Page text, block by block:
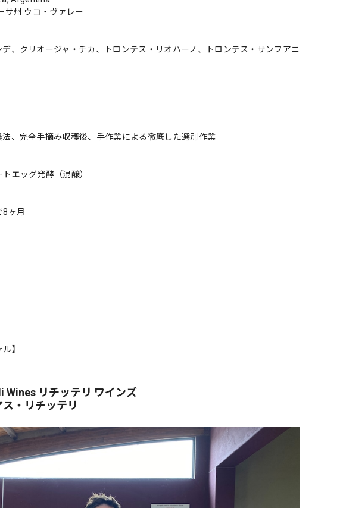
サ州 ウコ・ヴァレー
、クリオージャ・チカ、トロンテス・リオハーノ、トロンテス・サンフアニ
、完全手摘み収穫後、手作業による徹底した選別作業
エッグ発酵（混醸）
8ヶ月
】
リチッテリ ワインズ
・リチッテリ